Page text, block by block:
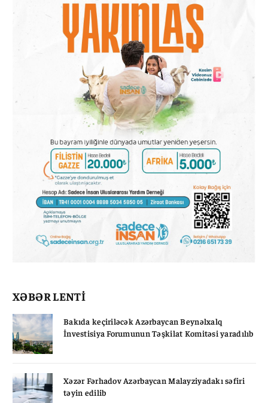
XƏBƏR LENTİ
Bakıda keçiriləcək Azərbaycan Beynəlxalq
İnvestisiya Forumunun Təşkilat Komitəsi yaradılıb
Xəzər Fərhadov Azərbaycan Malayziyadakı səfiri
təyin edilib